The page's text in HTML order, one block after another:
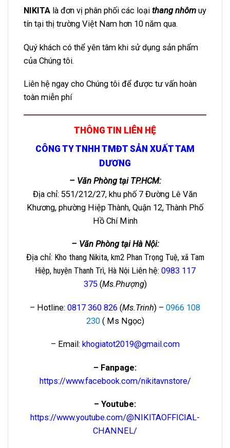
NIKITA là đơn vị phân phối các loại thang nhôm uy
tín tại thị trường Việt Nam hơn 10 năm qua.
Quý khách có thể yên tâm khi sử dụng sản phẩm
của Chúng tôi.
Liên hệ ngay cho Chúng tôi để được tư vấn hoàn
toàn miễn phí
THÔNG TIN LIÊN HỆ
CÔNG TY TNHH TMĐT SẢN XUẤT TAM
DƯƠNG
– Văn Phòng tại TP.HCM:
Địa chỉ: 551/212/27, khu phố 7 Đường Lê Văn
Khương, phường Hiệp Thành, Quận 12, Thành Phố
Hồ Chí Minh
– Văn Phòng tại Hà Nội:
Địa chỉ: Kho thang Nikita, km2 Phan Trọng Tuệ, xã Tam
Hiệp, huyện Thanh Trì, Hà Nội Liên hệ: 0983 117
375(Ms.Phượng)
– Hotline: 0817 360 826 (Ms.Trinh) – 0966 108
230( Ms Ngọc)
– Email: khogiatot2019@gmail.com
– Fanpage:
https://www.facebook.com/nikitavnstore/
– Youtube:
https://www.youtube.com/@NIKITAOFFICIAL-
CHANNEL/